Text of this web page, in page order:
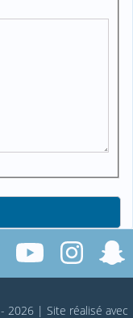
2026 | Site réalisé avec